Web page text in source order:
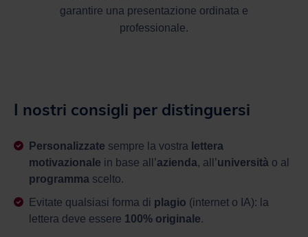
garantire una presentazione ordinata e
professionale.
I nostri consigli per distinguersi
Personalizzate sempre la vostra lettera
motivazionale in base all’azienda, all’università o al
programma scelto.
Evitate qualsiasi forma di plagio (internet o IA): la
lettera deve essere 100% originale.